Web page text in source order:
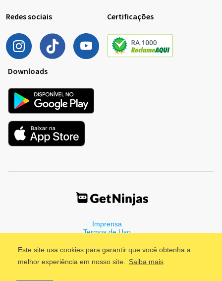
Este site usa cookies para garantir que você obtenha a
melhor experiência em nosso site. Saiba mais
Redes sociais Certificações
Downloads
Imprensa
Termos de Uso